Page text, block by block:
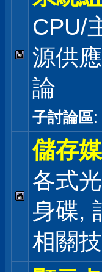
CPU/
源供
論
子討論區:
儲存
各式
身碟,
相關